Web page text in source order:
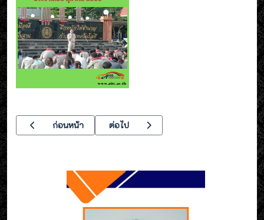
เนื้อหาก่อนหน้า: สัมมนาเชิงปฎิบัติการ ประจำปีงบประมาณ 2567
ก่อนหน้า เนื้อหาถัดไป: ประชาสัมพันธ์นักศึกษาฝึกอาชี
ต่อไป